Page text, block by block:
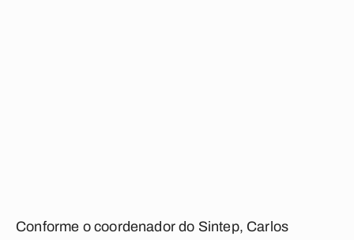
Conforme o coordenador do Sintep, Carlos